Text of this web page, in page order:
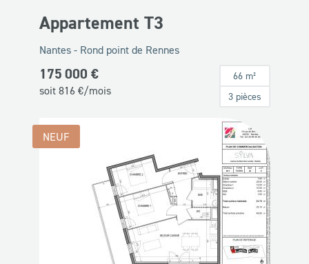
Appartement T3
Nantes - Rond point de Rennes
175 000 €
soit 816 €/mois
66 m²
3 pièces
NEUF